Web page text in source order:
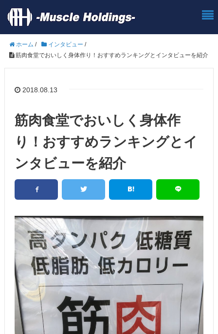
ホーム / インタビュー /
筋肉食堂でおいしく身体作り！おすすめランキングとインタビューを紹介
2018.08.13
筋肉食堂でおいしく身体作
り！おすすめランキングとイ
ンタビューを紹介